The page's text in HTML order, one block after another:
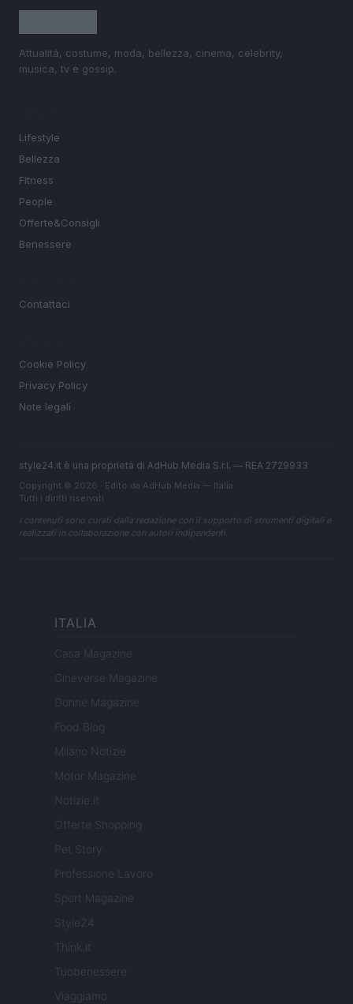
Attualità, costume, moda, bellezza, cinema, celebrity,
musica, tv e gossip.
Lifestyle
Bellezza
Fitness
People
Offerte&Consigli
Benessere
Contattaci
Cookie Policy
Privacy Policy
Note legali
style24.it è una proprietà di AdHub Media S.r.l. — REA 2729933
Copyright © 2026 · Edito da AdHub Media — Italia
Tutti i diritti riservati
I contenuti sono curati dalla redazione con il supporto di strumenti digitali e
realizzati in collaborazione con autori indipendenti.
ITALIA
Casa Magazine
Cineverse Magazine
Donne Magazine
Food Blog
Milano Notizie
Motor Magazine
Notizie.it
Offerte Shopping
Pet Story
Professione Lavoro
Sport Magazine
Style24
Think.it
Tuobenessere
Viaggiamo